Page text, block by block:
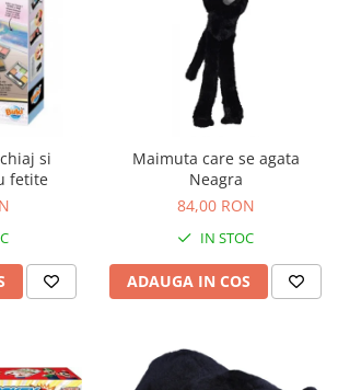
si
fetite
Maimuta care se agata
Neagra
84,00 RON
IN STOC
ADAUGA IN COS